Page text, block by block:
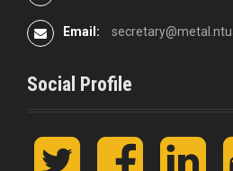
Email:
Social Profile
t
F
L